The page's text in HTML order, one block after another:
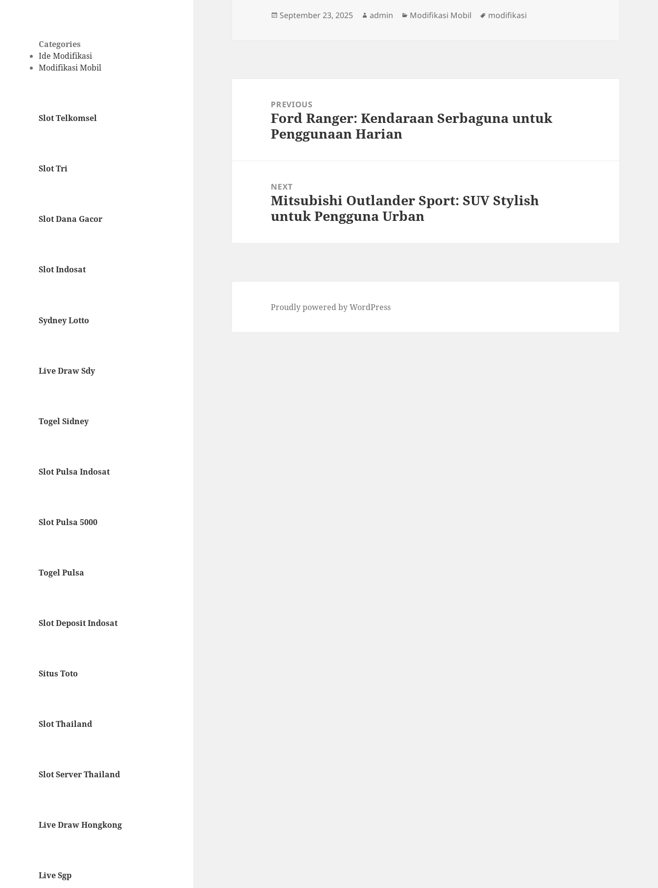
Categories
Ide Modifikasi
Modifikasi Mobil
Slot Telkomsel
Slot Tri
Slot Dana Gacor
Slot Indosat
Sydney Lotto
Live Draw Sdy
Togel Sidney
Slot Pulsa Indosat
Slot Pulsa 5000
Togel Pulsa
Slot Deposit Indosat
Situs Toto
Slot Thailand
Slot Server Thailand
Live Draw Hongkong
Live Sgp
Posted
September 23, 2025 Author
admin Categories
Modifikasi Mobil Tags
modifikasi
navigationPREVIOUS
Previous
post:
Ford Ranger: Kendaraan Serbaguna untuk
Penggunaan Harian
NEXT
Next
post:
Mitsubishi Outlander Sport: SUV Stylish
untuk Pengguna Urban
Proudly powered by WordPress